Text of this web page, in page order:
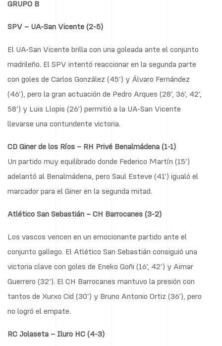
GRUPO B
SPV – UA-San Vicente (2-5)
El UA-San Vicente brilla con una goleada ante el conjunto
madrileño. El SPV intentó reaccionar en la segunda parte
con goles de Carlos González (45’) y Álvaro Fernández
(46’), pero la gran actuación de Pedro Arques (28’, 36’, 42’,
58’) y Luis Llopis (26’) permitió a la UA-San Vicente
llevarse una contundente victoria.
CD Giner de los Ríos – RH Privé Benalmádena (1-1)
Un partido muy equilibrado donde Federico Martín (15’)
adelantó al Benalmádena, pero Saul Esteve (41’) igualó el
marcador para el Giner en la segunda mitad.
Atlético San Sebastián – CH Barrocanes (3-2)
Los vascos vencen en un emocionante partido ante el
conjunto gallego. El Atlético San Sebastián consiguió una
victoria clave con goles de Eneko Goñi (16’, 42’) y Aimar
Guerrero (32’). El CH Barrocanes mantuvo la presión con
tantos de Xurxo Cid (30’) y Bruno Antonio Ortiz (36’), pero
no logró el empate.
RC Jolaseta – Iluro HC (4-3)